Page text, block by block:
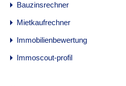
Bauzinsrechner
Mietkaufrechner
Immobilienbewertung
Immoscout-profil